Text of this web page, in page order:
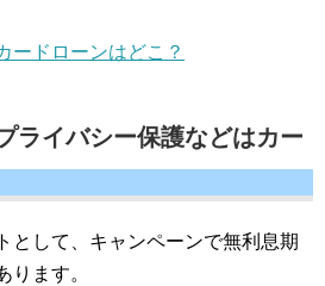
ードローンはどこ？
ライバシー保護などはカー
として、キャンペーンで無利息期
ります。